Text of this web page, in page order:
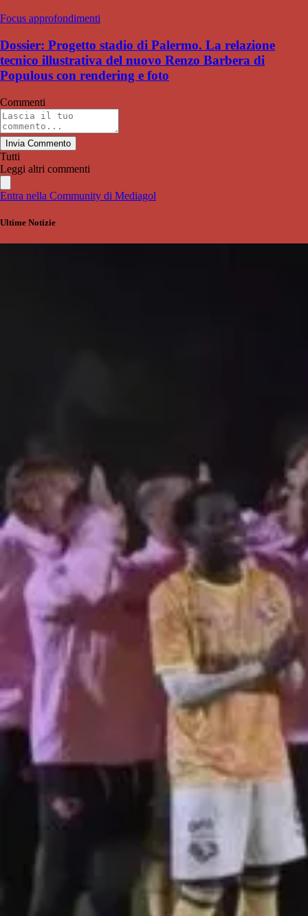
Focus approfondimenti
Dossier: Progetto stadio di Palermo. La relazione
tecnico illustrativa del nuovo Renzo Barbera di
Populous con rendering e foto
Commenti
Invia Commento
Tutti
Leggi altri commenti
Entra nella Community di Mediagol
Ultime Notizie